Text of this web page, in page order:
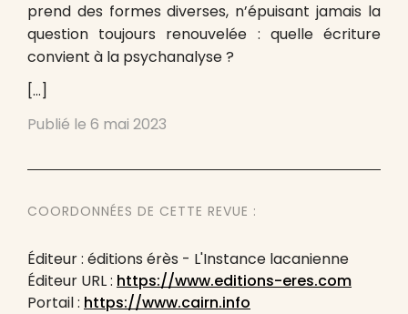
prend des formes diverses, n’épuisant jamais la
question toujours renouvelée : quelle écriture
convient à la psychanalyse ?
[…]
Publié le 6 mai 2023
COORDONNÉES DE CETTE REVUE :
Éditeur : éditions érès - L'Instance lacanienne
Éditeur URL : https://www.editions-eres.com
Portail : https://www.cairn.info